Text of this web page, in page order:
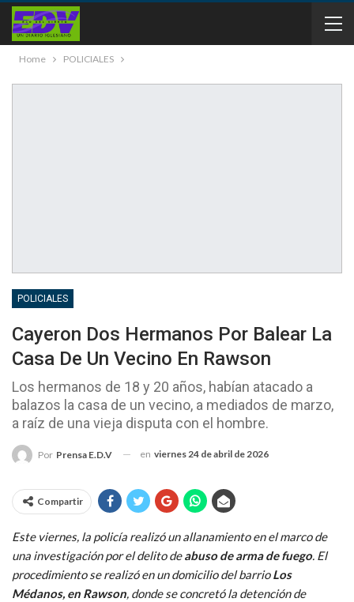
Home POLICIALES
POLICIALES
Cayeron Dos Hermanos Por Balear La
Casa De Un Vecino En Rawson
Los hermanos de 18 y 20 años, habían atacado a
balazos la casa de un vecino, a mediados de marzo,
a raíz de una vieja disputa con el hombre.
Por Prensa E.D.V en viernes 24 de abril de 2026
Compartir
Este viernes, la policía realizó un allanamiento en el marco de
una investigación por el delito deabuso de arma de fuego. El
procedimiento se realizó en un domicilio del barrioLos
Médanos, en Rawson, donde se concretó la detención de